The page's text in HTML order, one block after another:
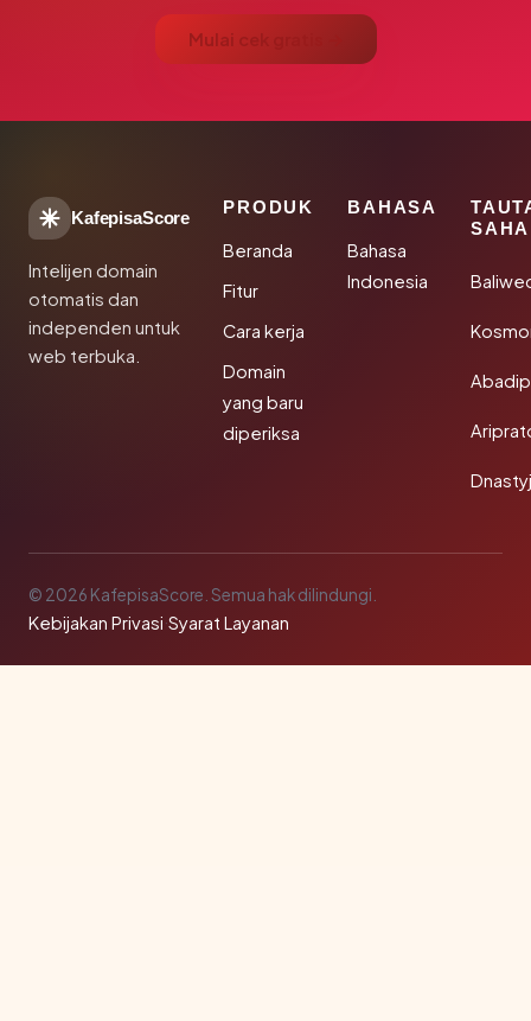
Mulai cek gratis →
KafepisaScore
Intelijen domain
otomatis dan
independen untuk
web terbuka.
PRODUK
Beranda
Fitur
Cara kerja
Domain
yang baru
diperiksa
BAHASA
Bahasa
Indonesia
© 2026 KafepisaScore. Semua hak dilindungi.
Kebijakan Privasi·Syarat Layanan